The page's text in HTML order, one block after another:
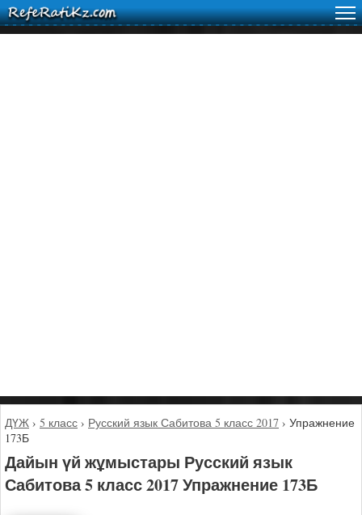
ДҮЖ › 5 класс › Русский язык Сабитова 5 класс 2017 › Упражнение
173Б
Дайын үй жұмыстары Русский язык
Сабитова 5 класс 2017 Упражнение 173Б